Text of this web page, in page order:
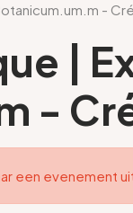
-
|
-
een evenement